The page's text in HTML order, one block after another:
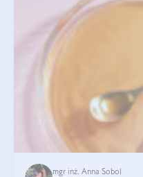
mgr inż. Anna Sobol